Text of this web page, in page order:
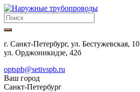
г. Санкт-Петербург, ул. Бестужевская, 10
ул. Орджоникидзе, 42б
optspb@setivspb.ru
Ваш город
Санкт-Петербург